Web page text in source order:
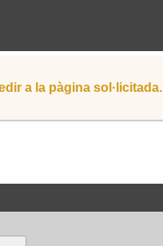
a la pàgina sol·licitada.